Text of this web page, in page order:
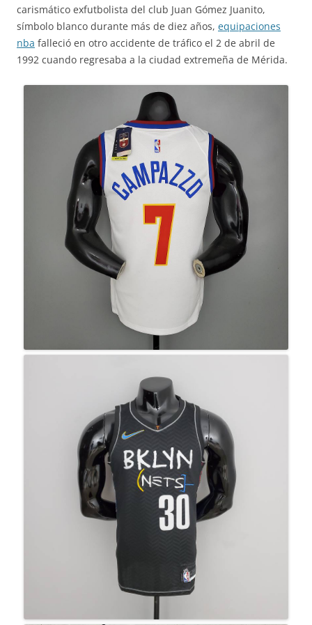
carismático exfutbolista del club Juan Gómez Juanito,
símbolo blanco durante más de diez años, equipaciones
nba falleció en otro accidente de tráfico el 2 de abril de
1992 cuando regresaba a la ciudad extremeña de Mérida.